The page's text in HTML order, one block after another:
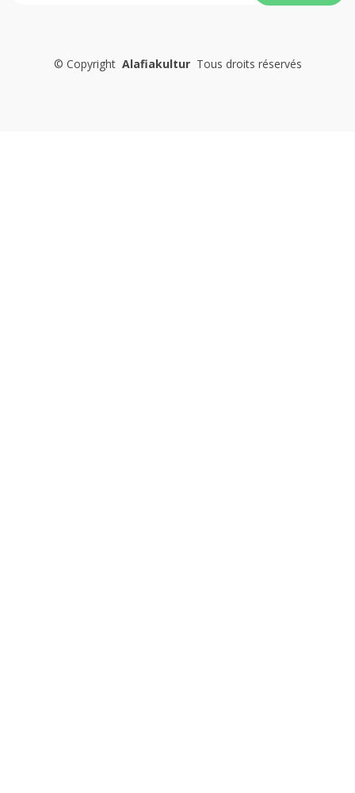
© Copyright Alafiakultur Tous droits réservés